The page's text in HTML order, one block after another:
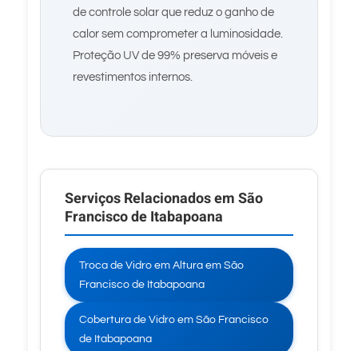
de controle solar que reduz o ganho de
calor sem comprometer a luminosidade.
Proteção UV de 99% preserva móveis e
revestimentos internos.
Serviços Relacionados em São
Francisco de Itabapoana
Troca de Vidro em Altura em São
Francisco de Itabapoana
Cobertura de Vidro em São Francisco
de Itabapoana